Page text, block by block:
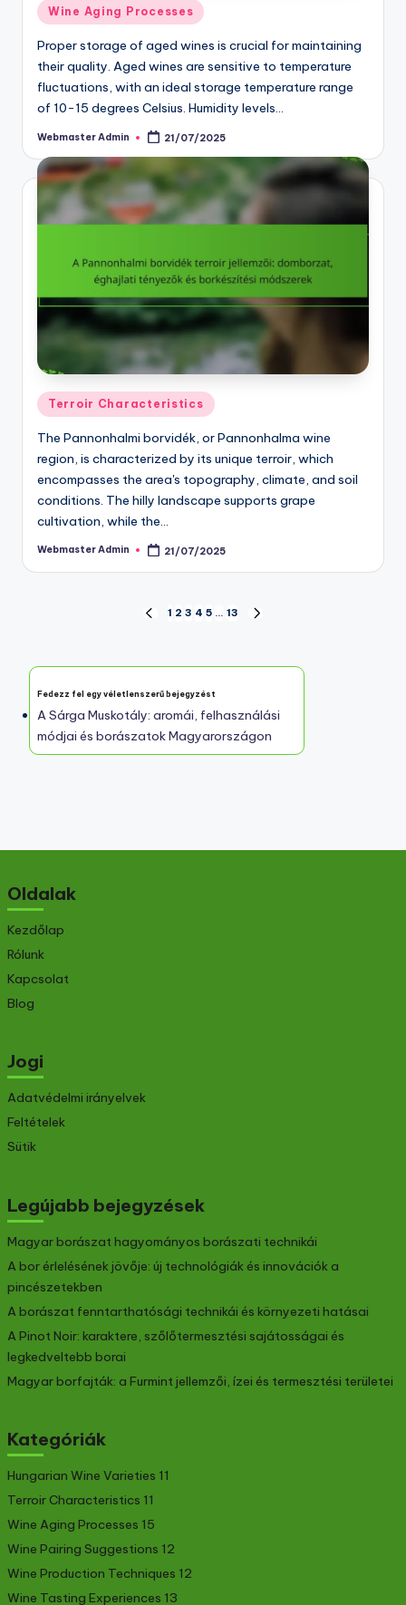
Posted
in
Wine Aging Processes
Proper storage of aged wines is crucial for maintaining
their quality. Aged wines are sensitive to temperature
fluctuations, with an ideal storage temperature range
of 10-15 degrees Celsius. Humidity levels…
Posted
Webmaster Admin 21/07/2025
Posted
in
Terroir Characteristics
The Pannonhalmi borvidék, or Pannonhalma wine
region, is characterized by its unique terroir, which
encompasses the area's topography, climate, and soil
conditions. The hilly landscape supports grape
cultivation, while the…
Posted
Webmaster Admin 21/07/2025
PREVIOUS
1 2 3 4 5 … 13
Fedezz fel egy véletlenszerű bejegyzést
A Sárga Muskotály: aromái, felhasználási
módjai és borászatok Magyarországon
Oldalak
Kezdőlap
Rólunk
Kapcsolat
Blog
Jogi
Adatvédelmi irányelvek
Feltételek
Sütik
Legújabb bejegyzések
Magyar borászat hagyományos borászati technikái
A bor érlelésének jövője: új technológiák és innovációk a
pincészetekben
A borászat fenntarthatósági technikái és környezeti hatásai
A Pinot Noir: karaktere, szőlőtermesztési sajátosságai és
legkedveltebb borai
Magyar borfajták: a Furmint jellemzői, ízei és termesztési területei
Kategóriák
Hungarian Wine Varieties 11
Terroir Characteristics 11
Wine Aging Processes 15
Wine Pairing Suggestions 12
Wine Production Techniques 12
Wine Tasting Experiences 13